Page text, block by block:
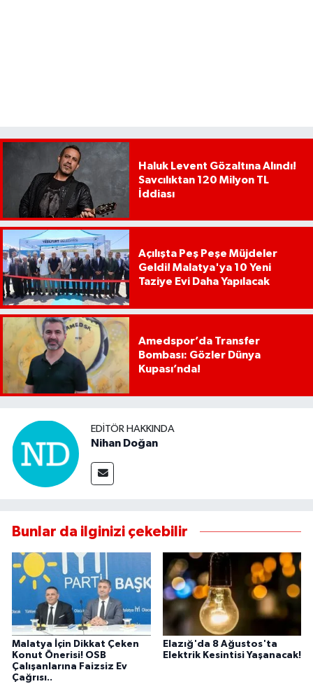
Haluk Levent Gözaltına Alındı!
Savcılıktan 120 Milyon TL
İddiası
Açılışta Peş Peşe Müjdeler
Geldi! Malatya'ya 10 Yeni
Taziye Evi Daha Yapılacak
Amedspor’da Transfer
Bombası: Gözler Dünya
Kupası’nda!
EDITÖR HAKKINDA
Nihan Doğan
Bunlar da ilginizi çekebilir
Malatya İçin Dikkat Çeken
Konut Önerisi! OSB
Çalışanlarına Faizsiz Ev
Çağrısı..
Elazığ'da 8 Ağustos'ta
Elektrik Kesintisi Yaşanacak!